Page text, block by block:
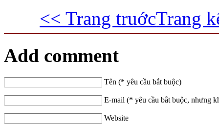
<< Trang truớcTrang
Add comment
Tên (* yêu cầu bắt buộc)
E-mail (* yêu cầu bắt buộc, nhưng
Website